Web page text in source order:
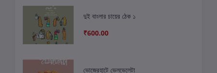
দুই বাংলার চায়ের ঠেক ১
₹600.00
ভোজেরহাটে ভেলভেলেটা